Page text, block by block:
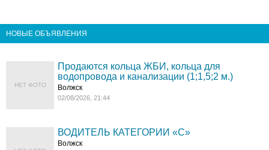
НОВЫЕ ОБЪЯВЛЕНИЯ
НЕТ ФОТО
Продаются кольца ЖБИ, кольца для
водопровода и канализации (1;1,5;2 м.)
Волжск
02/08/2026, 21:44
ВОДИТЕЛЬ КАТЕГОРИИ «C»
Волжск